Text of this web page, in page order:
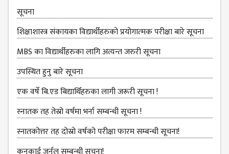
MANAGEMENT(BBS)
EDUCATION(B.ED)
HUMANITIES (BA)
MASTER
EDUCATION(M.ED)
MANAGEMENT
(MBS)
ACADEMIC
सूचना
शिक्षाशास्त्र संकायका विद्यार्थीहरुको प्रयोगात्‍मक परीक्षा बारे सूचना
MBS का विद्यार्थीहरुका लागि अत्यन्त जरुरी सूचना
उपस्थित हुनु बारे सूचना
एक वर्षे बि.एड बिद्यार्थिहरुका लागी जरूरी सूचना !
स्‍नातक तह तेस्रो वर्षमा भर्ना सम्बन्धी सूचना !
स्नातकोत्तर तह दोस्रो वर्षको परीक्षा फारम सम्बन्धी सूचना!